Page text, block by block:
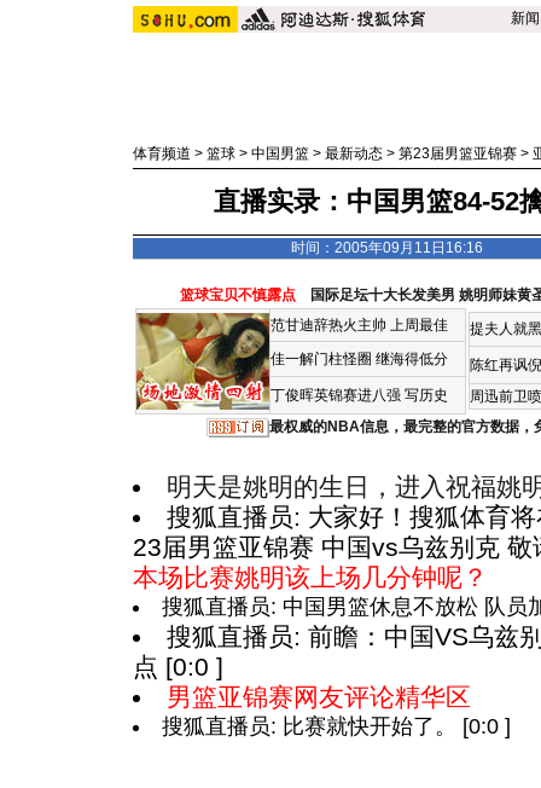
新闻
体育频道 > 篮球 > 中国男篮 > 最新动态 > 第23届男篮亚锦赛 >
直播实录：中国男篮84-52
时间：2005年09月11日16:16
篮球宝贝不慎露点 国际足坛十大长发美男 姚明师妹黄
范甘迪辞热火主帅 上周最佳
佳一解门柱怪圈 继海得低分
丁俊晖英锦赛进八强 写历史
提夫人就
陈红再讽
周迅前卫
最权威的NBA信息，最完整的官方数据，
明天是姚明的生日，进入祝福姚
搜狐直播员: 大家好！搜狐体育
23届男篮亚锦赛 中国vs乌兹别克
本场比赛姚明该上场几分钟呢？
搜狐直播员: 中国男篮休息不放松 队员
搜狐直播员: 前瞻：中国VS乌兹
点 [0:0 ]
男篮亚锦赛网友评论精华区
搜狐直播员: 比赛就快开始了。 [0:0 ]